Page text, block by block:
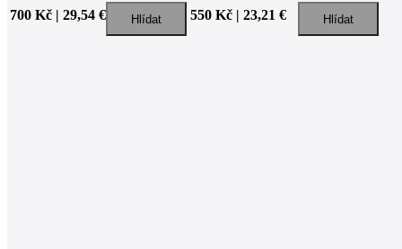
700 Kč | 29,54 € 550 Kč | 23,21 €